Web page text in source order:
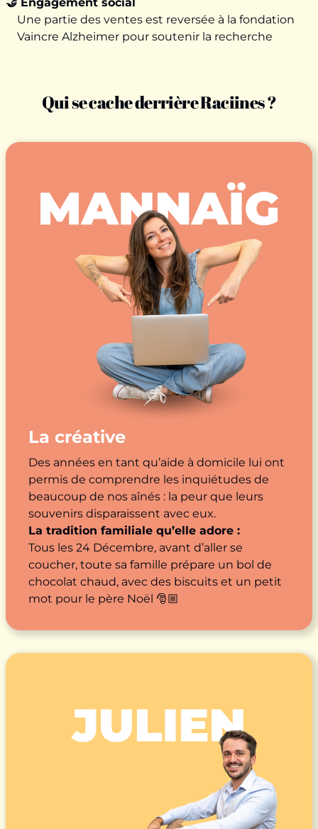
Une partie des ventes est reversée à la fondation
Vaincre Alzheimer pour soutenir la recherche
Qui se cache derrière Raciines ?
La créative
Des années en tant qu’aide à domicile lui ont
permis de comprendre les inquiétudes de
beaucoup de nos aînés : la peur que leurs
souvenirs disparaissent avec eux.
La tradition familiale qu’elle adore :
Tous les 24 Décembre, avant d’aller se
coucher, toute sa famille prépare un bol de
chocolat chaud, avec des biscuits et un petit
mot pour le père Noël 🎅🏼